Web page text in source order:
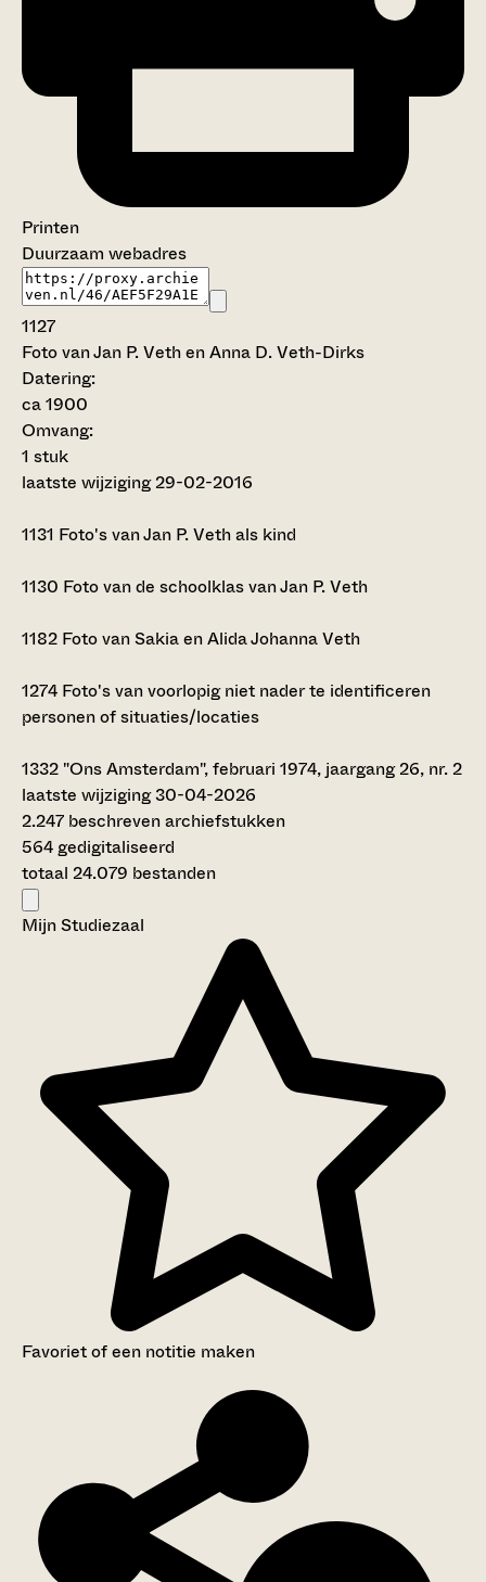
Printen
Duurzaam webadres
1127
Foto van Jan P. Veth en Anna D. Veth-Dirks
Datering:
ca 1900
Omvang:
1 stuk
laatste wijziging 29-02-2016
1131 Foto's van Jan P. Veth als kind
1130 Foto van de schoolklas van Jan P. Veth
1182 Foto van Sakia en Alida Johanna Veth
1274 Foto's van voorlopig niet nader te identificeren
personen of situaties/locaties
1332 "Ons Amsterdam", februari 1974, jaargang 26, nr. 2
laatste wijziging 30-04-2026
2.247 beschreven archiefstukken
564 gedigitaliseerd
totaal 24.079 bestanden
Mijn Studiezaal
Favoriet of een notitie maken